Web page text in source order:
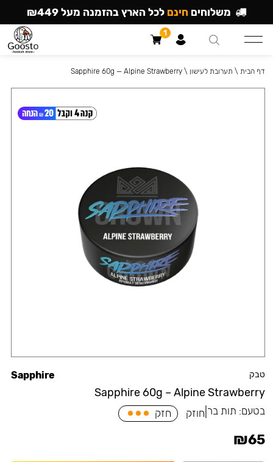
טבק
Sapphire 60g – Alpine Strawberry
Sapphire
בטעם: תות בר חוזק חזק
₪65
דף הבית \ תערובת לעישון \
Sapphire 60g — Alpine Strawberry
משלוחים חינם לכל הארץ בהזמנה מעל ₪449
1